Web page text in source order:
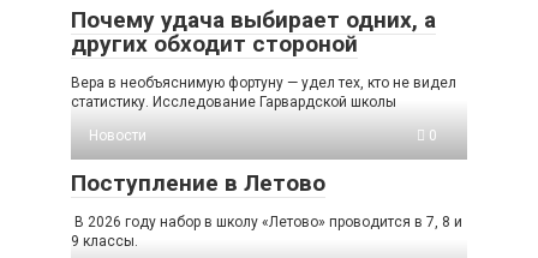
Почему удача выбирает одних, а
других обходит стороной
Вера в необъяснимую фортуну — удел тех, кто не видел
статистику. Исследование Гарвардской школы
Новости
0
Поступление в Летово
В 2026 году набор в школу «Летово» проводится в 7, 8 и
9 классы.